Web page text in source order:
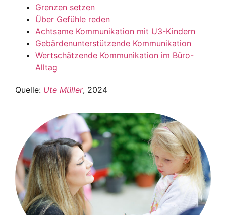
Grenzen setzen
Über Gefühle reden
Achtsame Kommunikation mit U3-Kindern
Gebärdenunterstützende Kommunikation
Wertschätzende Kommunikation im Büro-
Alltag
Quelle: Ute Müller, 2024